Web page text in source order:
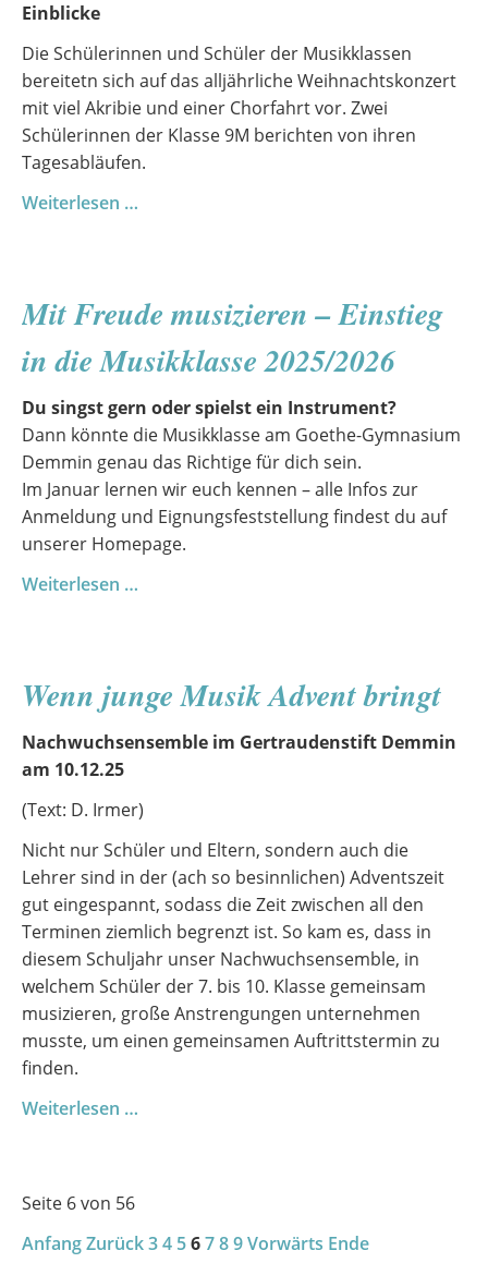
Einblicke
Die Schülerinnen und Schüler der Musikklassen
bereitetn sich auf das alljährliche Weihnachtskonzert
mit viel Akribie und einer Chorfahrt vor. Zwei
Schülerinnen der Klasse 9M berichten von ihren
Tagesabläufen.
Weiterlesen …
im
2025
Mit Freude musizieren – Einstieg
in die Musikklasse 2025/2026
Du singst gern oder spielst ein Instrument?
Dann könnte die Musikklasse am Goethe-Gymnasium
Demmin genau das Richtige für dich sein.
Im Januar lernen wir euch kennen – alle Infos zur
Anmeldung und Eignungsfeststellung findest du auf
unserer Homepage.
Weiterlesen …
Einstieg
in
die
2025/2026
Wenn junge Musik Advent bringt
Nachwuchsensemble im Gertraudenstift Demmin
am 10.12.25
(Text: D. Irmer)
Nicht nur Schüler und Eltern, sondern auch die
Lehrer sind in der (ach so besinnlichen) Adventszeit
gut eingespannt, sodass die Zeit zwischen all den
Terminen ziemlich begrenzt ist. So kam es, dass in
diesem Schuljahr unser Nachwuchsensemble, in
welchem Schüler der 7. bis 10. Klasse gemeinsam
musizieren, große Anstrengungen unternehmen
musste, um einen gemeinsamen Auftrittstermin zu
finden.
Weiterlesen …
Seite 6 von 56
AnfangZurück34 56789Vorwärts Ende